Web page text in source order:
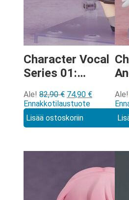
Character Vocal
Series 01:
Monitoring ver
Nendoroid
[3109]
Ale! 82,90€ Alkuperäinen
hinta
oli:
82,90 €.
74,90 €Nykyinen
74,90 €.
Ennakkotilaustuote
Lisää ostoskoriin
Ale!